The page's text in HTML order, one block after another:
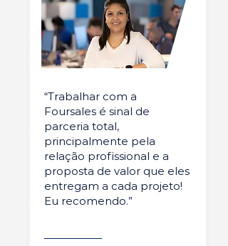
“Trabalhar com a
Foursales é sinal de
parceria total,
principalmente pela
relação profissional e a
proposta de valor que eles
entregam a cada projeto!
Eu recomendo.”